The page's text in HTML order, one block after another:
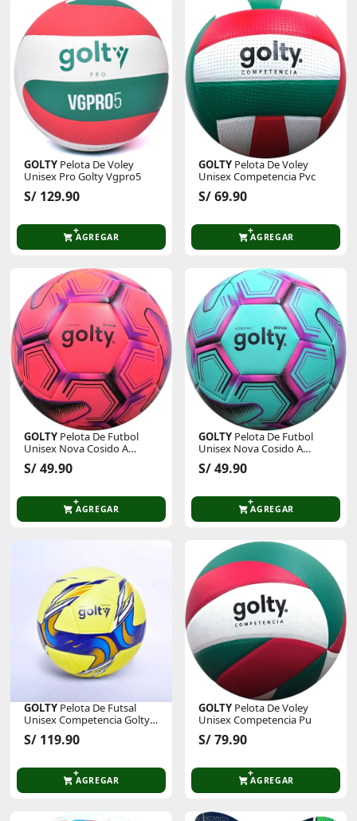
GOLTY Pelota De Voley
Unisex Pro Golty Vgpro5
S/ 129.90
AGREGAR
GOLTY Pelota De Voley
Unisex Competencia Pvc
S/ 69.90
AGREGAR
GOLTY Pelota De Futbol
Unisex Nova Cosido A
S/ 49.90
AGREGAR
GOLTY Pelota De Futbol
Unisex Nova Cosido A
S/ 49.90
AGREGAR
GOLTY Pelota De Futsal
Unisex Competencia Golty
Fenix Thermobonded
S/ 119.90
AGREGAR
GOLTY Pelota De Voley
Unisex Competencia Pu
S/ 79.90
AGREGAR